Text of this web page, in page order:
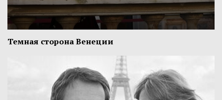
Темная сторона Венеции